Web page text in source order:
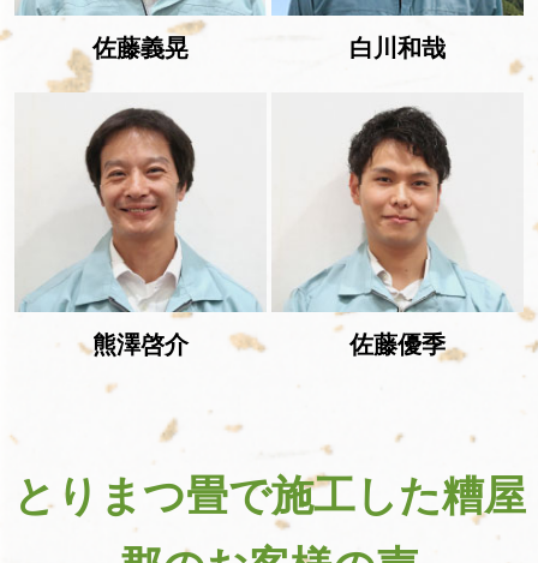
佐藤義晃 白川和哉
熊澤啓介 佐藤優季
とりまつ畳で施工した糟屋